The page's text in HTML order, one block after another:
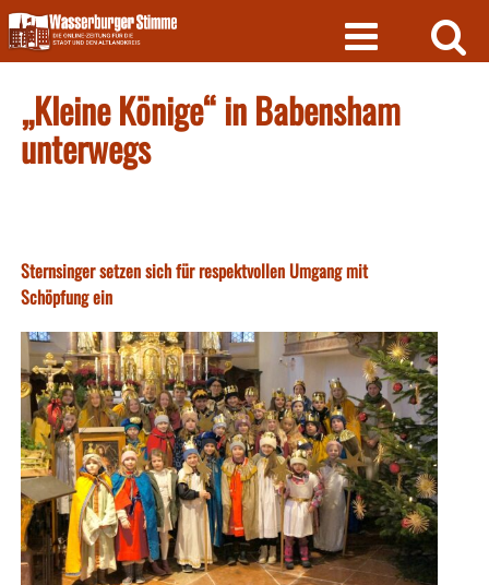
Skip
to
content
„Kleine Könige“ in Babensham
unterwegs
Sternsinger setzen sich für respektvollen Umgang mit
Schöpfung ein